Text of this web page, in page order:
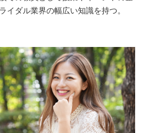
イダル業界の幅広い知識を持つ。